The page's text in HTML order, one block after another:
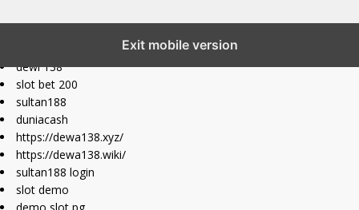
Exit mobile version
dewi 138
slot bet 200
sultan188
duniacash
https://dewa138.xyz/
https://dewa138.wiki/
sultan188 login
slot demo